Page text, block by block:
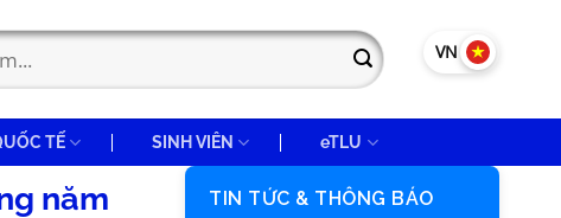
VN EN
TẾ SINH VIÊN eTLU
năm
TIN TỨC & THÔNG BÁO